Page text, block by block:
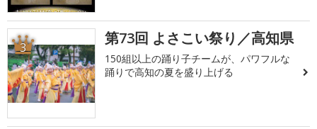
3 第73回 よさこい祭り／高知県
150組以上の踊り子チームが、パワフルな
踊りで高知の夏を盛り上げる